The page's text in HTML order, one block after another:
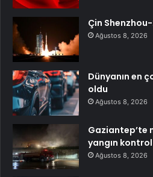
Çin Shenzhou-
Ağustos 8, 2026
Dünyanın en
oldu
Ağustos 8, 2026
Gaziantep’te
yangın kontrol
Ağustos 8, 2026